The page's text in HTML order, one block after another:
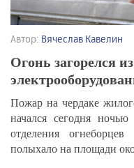
Автор: Вячеслав Кавелин
Огонь загорелся
Пожар на чердаке
начался сегодня ночью
отделения огнеборцев
полыхало на площади